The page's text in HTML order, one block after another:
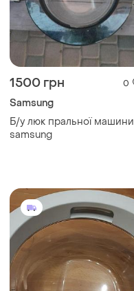
1500 грн 0
Samsung
Б/у люк пральної машини
samsung